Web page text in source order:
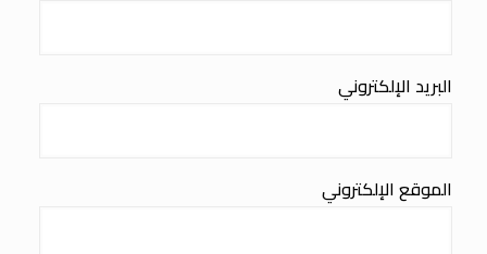
البريد الإلكتروني
الموقع الإلكتروني